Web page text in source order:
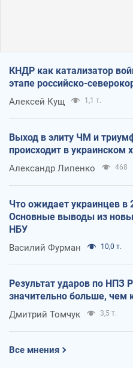
КНДР как катализатор
этапе российско-
Алексей Кущ 1,1 т.
Выход в элиту ЧМ и
происходит в украинском
Александр Липенко 468
Что ожидает украинцев в
Основные выводы из
НБУ
Василий Фурман 10,0 т.
Результат ударов по НПЗ
значительно больше, чем
Дмитрий Томчук 3,5 т.
Все мнения